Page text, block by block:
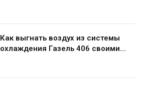
Как выгнать воздух из системы
охлаждения Газель 406 своими